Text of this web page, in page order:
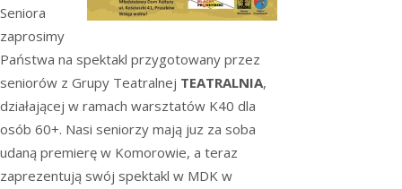
Seniora
zaprosimy
Państwa na spektakl przygotowany przez
seniorów z Grupy Teatralnej TEATRALNIA,
działającej w ramach warsztatów K40 dla
osób 60+. Nasi seniorzy mają juz za soba
udaną premierę w Komorowie, a teraz
zaprezentują swój spektakl w MDK w